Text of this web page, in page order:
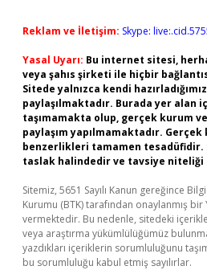
Reklam ve İletişim: Skype:
Yasal Uyarı: Bu internet sitesi,
veya şahıs şirketi ile hiçbir
Sitede yalnızca kendi
paylaşılmaktadır. Burada yer alan
taşımamakta olup, gerçek kurum
paylaşım yapılmamaktadır.
benzerlikleri tamamen
taslak halindedir ve tavsiye niteliği
Sitemiz, 5651 Sayılı Kanun gereğince
Kurumu (BTK) tarafından onaylanmış bir
vermektedir. Bu nedenle, sitedeki
veya araştırma yükümlülüğümüz
yazdıkları içeriklerin sorumluluğunu
bu sorumluluğu kabul etmiş sayılırlar.